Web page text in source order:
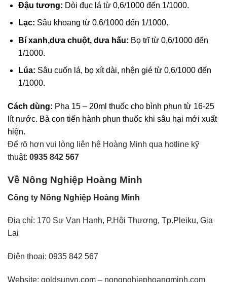
Đậu tương: Dòi đục lá từ 0,6/1000 đến 1/1000.
Lạc: Sâu khoang từ 0,6/1000 đến 1/1000.
Bí xanh,dưa chuột, dưa hấu: Bọ trĩ từ 0,6/1000 đến
1/1000.
Lúa: Sâu cuốn lá, bọ xít dài, nhện gié từ 0,6/1000 đến
1/1000.
Cách dùng: Pha 15 – 20ml thuốc cho bình phun từ 16-25
lít nước. Bà con tiến hành phun thuốc khi sâu hại mới xuất
hiện.
Để rõ hơn vui lòng liên hệ Hoàng Minh qua hotline kỹ
thuật: 0935 842 567
Về Nông Nghiệp Hoàng Minh
Công ty Nông Nghiệp Hoàng Minh
Địa chỉ: 170 Sư Vạn Hạnh, P.Hội Thương, Tp.Pleiku, Gia
Lai
Điện thoại: 0935 842 567
Website: goldsunvn.com – nongnghiephoangminh.com